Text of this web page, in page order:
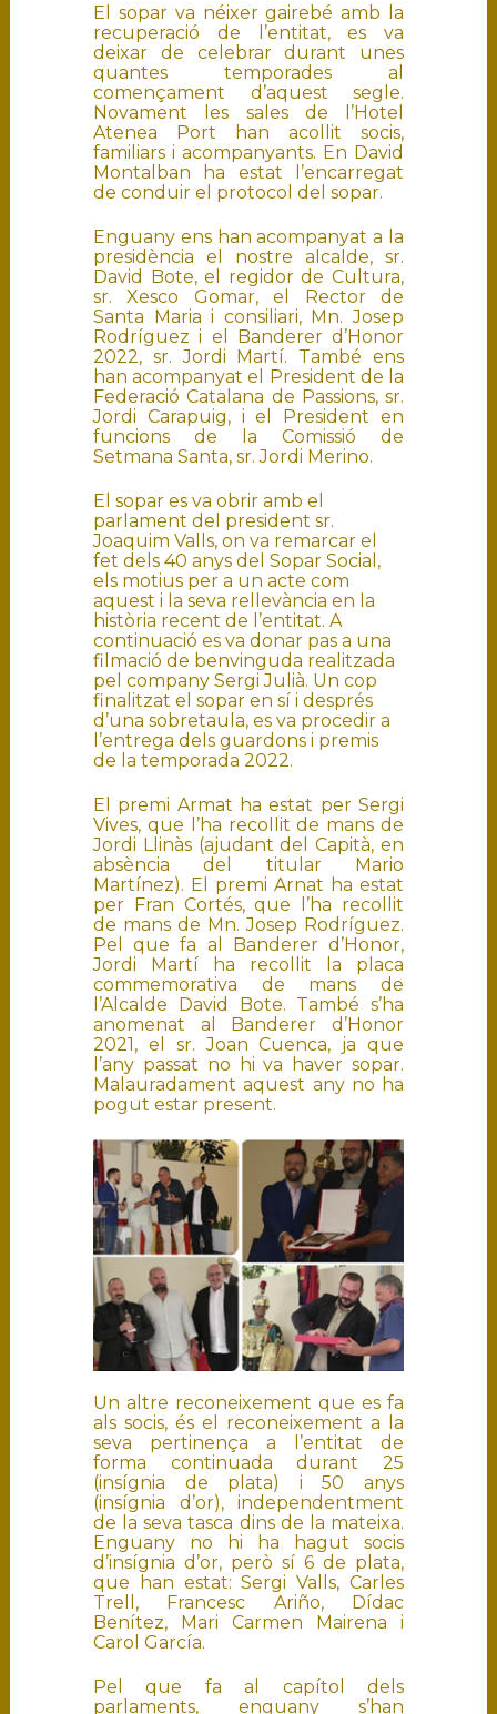
El sopar va néixer gairebé amb la
recuperació de l’entitat, es va
deixar de celebrar durant unes
quantes temporades al
començament d’aquest segle.
Novament les sales de l’Hotel
Atenea Port han acollit socis,
familiars i acompanyants. En David
Montalban ha estat l’encarregat
de conduir el protocol del sopar.
Enguany ens han acompanyat a la
presidència el nostre alcalde, sr.
David Bote, el regidor de Cultura,
sr. Xesco Gomar, el Rector de
Santa Maria i consiliari, Mn. Josep
Rodríguez i el Banderer d’Honor
2022, sr. Jordi Martí. També ens
han acompanyat el President de la
Federació Catalana de Passions, sr.
Jordi Carapuig, i el President en
funcions de la Comissió de
Setmana Santa, sr. Jordi Merino.
El sopar es va obrir amb el
parlament del president sr.
Joaquim Valls, on va remarcar el
fet dels 40 anys del Sopar Social,
els motius per a un acte com
aquest i la seva rellevància en la
història recent de l’entitat. A
continuació es va donar pas a una
filmació de benvinguda realitzada
pel company Sergi Julià. Un cop
finalitzat el sopar en sí i després
d’una sobretaula, es va procedir a
l’entrega dels guardons i premis
de la temporada 2022.
El premi Armat ha estat per Sergi
Vives, que l’ha recollit de mans de
Jordi Llinàs (ajudant del Capità, en
absència del titular Mario
Martínez). El premi Arnat ha estat
per Fran Cortés, que l’ha recollit
de mans de Mn. Josep Rodríguez.
Pel que fa al Banderer d’Honor,
Jordi Martí ha recollit la placa
commemorativa de mans de
l’Alcalde David Bote. També s’ha
anomenat al Banderer d’Honor
2021, el sr. Joan Cuenca, ja que
l’any passat no hi va haver sopar.
Malauradament aquest any no ha
pogut estar present.
Un altre reconeixement que es fa
als socis, és el reconeixement a la
seva pertinença a l’entitat de
forma continuada durant 25
(insígnia de plata) i 50 anys
(insígnia d’or), independentment
de la seva tasca dins de la mateixa.
Enguany no hi ha hagut socis
d’insígnia d’or, però sí 6 de plata,
que han estat: Sergi Valls, Carles
Trell, Francesc Ariño, Dídac
Benítez, Mari Carmen Mairena i
Carol García.
Pel que fa al capítol dels
parlaments, enguany s’han